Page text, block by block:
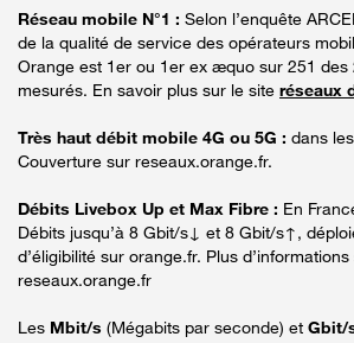
Réseau mobile N°1 : Selon l’enquête
de la qualité de service des opérateurs
Orange est 1er ou 1er ex æquo sur 251 des
mesurés. En savoir plus sur le site réseaux
Très haut débit mobile 4G ou 5G : dans
Couverture sur reseaux.orange.fr.
Débits Livebox Up et Max Fibre : En
Débits jusqu’à 8 Gbit/s↓ et 8 Gbit/s↑,
d’éligibilité sur orange.fr. Plus
reseaux.orange.fr
Les Mbit/s (Mégabits par seconde) et Gbit/